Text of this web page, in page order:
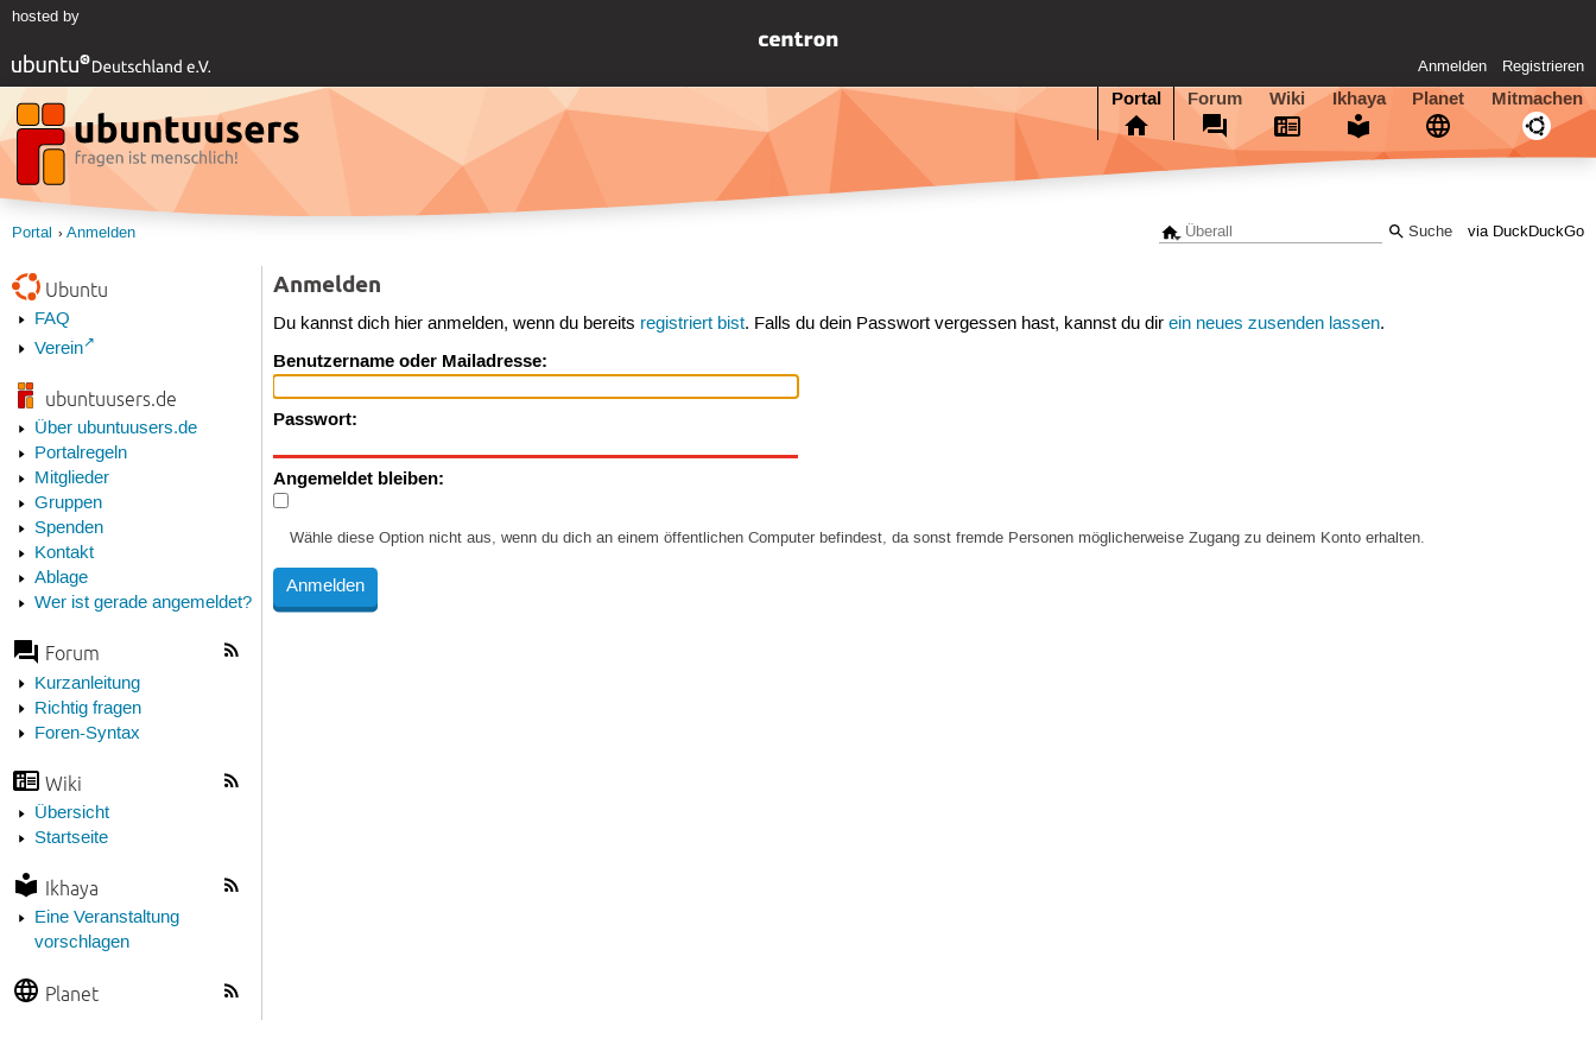
hosted by
Anmelden Registrieren
Portal Forum Wiki Ikhaya Planet Mitmachen
via DuckDuckGo
Portal Anmelden
Ubuntu
FAQ
Verein
ubuntuusers.de
Über ubuntuusers.de
Portalregeln
Mitglieder
Gruppen
Spenden
Kontakt
Ablage
Wer ist gerade angemeldet?
Forum
Kurzanleitung
Richtig fragen
Foren-Syntax
Wiki
Übersicht
Startseite
Ikhaya
Eine Veranstaltung
vorschlagen
Planet
Anmelden
Du kannst dich hier anmelden, wenn du bereits registriert bist. Falls du dein Passwort vergessen hast, kannst du direin neues zusenden lassen.
Benutzername oder Mailadresse:
Passwort:
Angemeldet bleiben:
Wähle diese Option nicht aus, wenn du dich an einem öffentlichen Computer befindest, da sonst fremde Personen möglicherweise Zugang zu deinem Konto erhalten.